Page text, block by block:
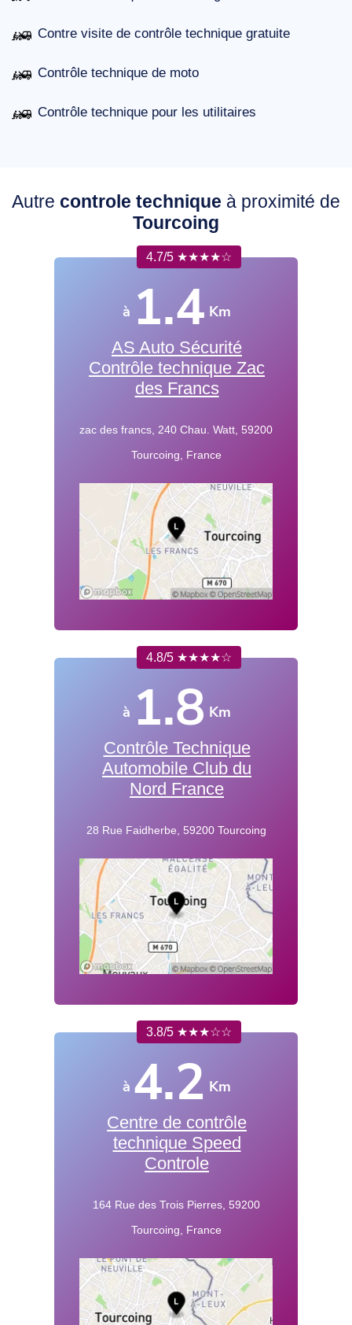
Contre visite de contrôle technique gratuite
Contrôle technique de moto
Contrôle technique pour les utilitaires
Autre controle technique à proximité de
Tourcoing
4.7/5 ★★★★☆
à 1.4 Km
AS Auto Sécurité
Contrôle technique Zac
des Francs
zac des francs, 240 Chau. Watt, 59200
Tourcoing, France
4.8/5 ★★★★☆
à 1.8 Km
Contrôle Technique
Automobile Club du
Nord France
28 Rue Faidherbe, 59200 Tourcoing
3.8/5 ★★★☆☆
à 4.2 Km
Centre de contrôle
technique Speed
Controle
164 Rue des Trois Pierres, 59200
Tourcoing, France